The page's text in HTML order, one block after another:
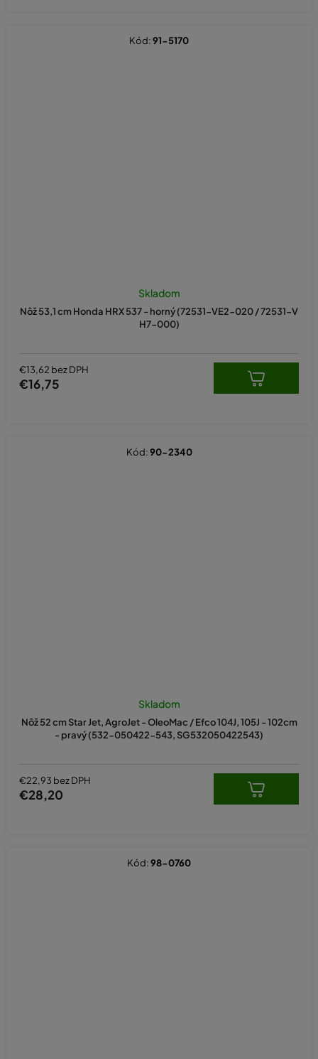
Nôž 53,1 cm Honda HRX 537 - horný (72531-VE2-020 / 72531-V
H7-000)
Skladom
€13,62 bez DPH
€16,75
Kód:91-5170
Nôž 52 cm Star Jet, AgroJet - OleoMac / Efco 104J, 105J - 102cm
- pravý (532-050422-543, SG532050422543)
Skladom
€22,93 bez DPH
€28,20
Kód:90-2340
Kód:98-0760